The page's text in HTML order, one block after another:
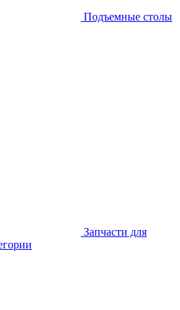
Подъемные столы
Запчасти для